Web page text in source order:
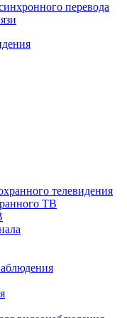
перевода
телевидения
ТВ